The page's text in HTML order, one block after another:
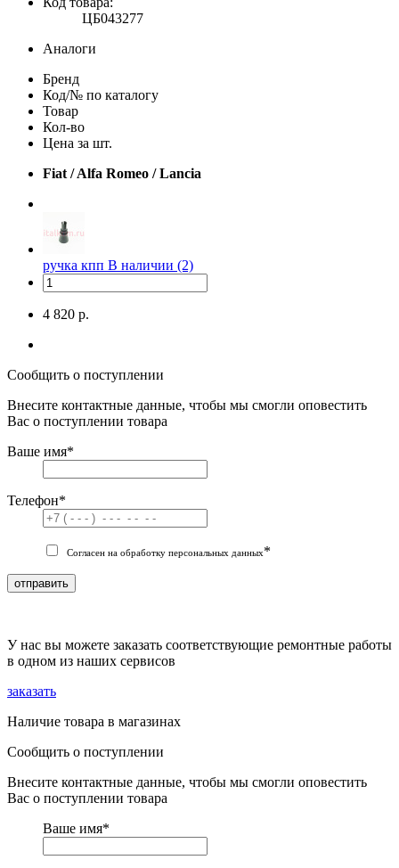
ЦБ043277
Аналоги
Бренд
Код/№ по каталогу
Товар
Кол-во
Цена за шт.
Fiat / Alfa Romeo / Lancia
ручка кпп В наличии (2)
4 820 р.
Сообщить о поступлении
Внесите контактные данные, чтобы мы смогли оповестить
Вас о поступлении товара
Ваше имя*
Телефон*
Согласен на обработку персональных данных*
отправить
У нас вы можете заказать соответствующие ремонтные работы
в одном из наших сервисов
заказать
Наличие товара в магазинах
Сообщить о поступлении
Внесите контактные данные, чтобы мы смогли оповестить
Вас о поступлении товара
Ваше имя*